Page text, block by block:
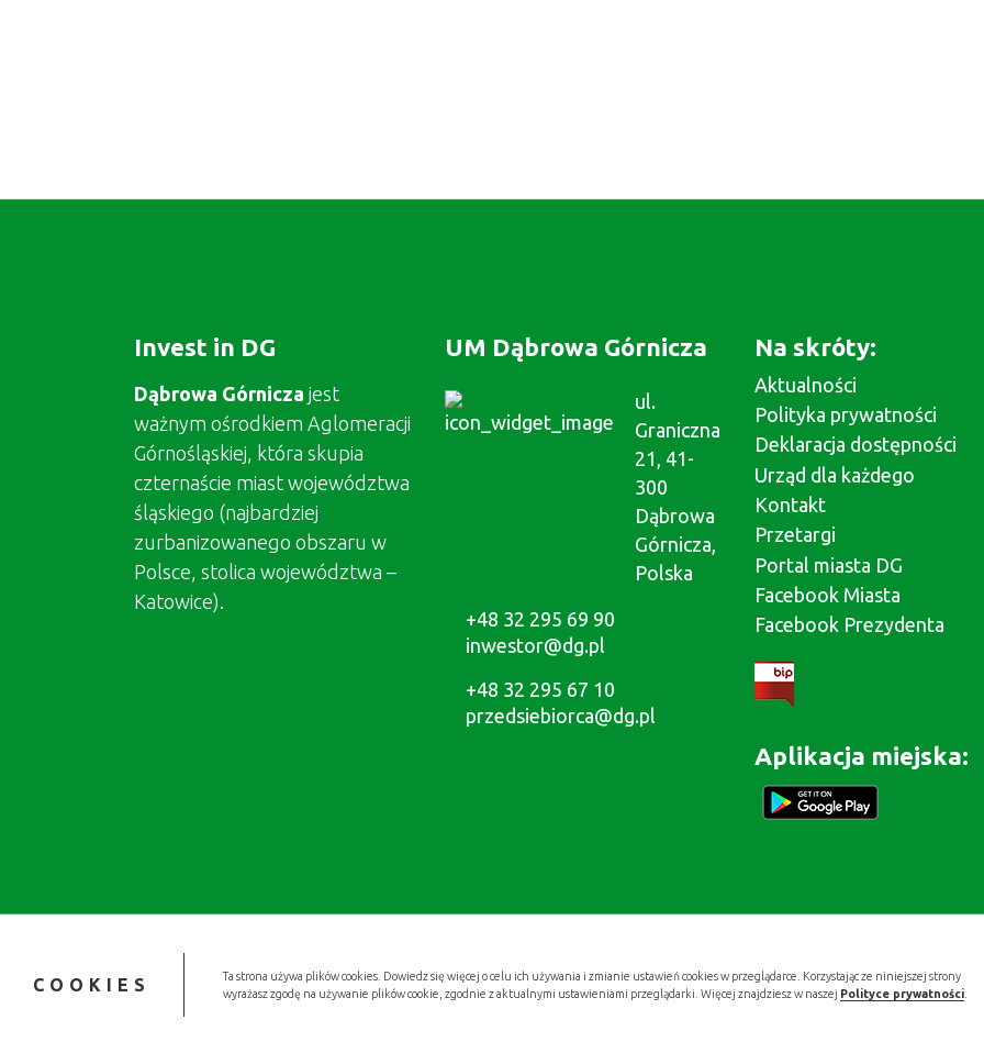
COOKIES
Ta strona używa plików cookies. Dowiedz się więcej o celu ich używania i zmianie ustawień cookies w przeglądarce. Korzystając ze niniejszej strony
wyrażasz zgodę na używanie plików cookie, zgodnie z aktualnymi ustawieniami przeglądarki. Więcej znajdziesz w naszej Polityce prywatności
Invest in DG
Dąbrowa Górnicza jest
ważnym ośrodkiem Aglomeracji
Górnośląskiej, która skupia
czternaście miast województwa
śląskiego (najbardziej
zurbanizowanego obszaru w
Polsce, stolica województwa –
Katowice).
UM Dąbrowa Górnicza
ul.
Graniczna
21, 41-
300
Dąbrowa
Górnicza,
Polska
+48 32 295 69 90
inwestor@dg.pl
+48 32 295 67 10
przedsiebiorca@dg.pl
Na skróty:
Aktualności
Polityka prywatności
Deklaracja dostępności
Urząd dla każdego
Kontakt
Przetargi
Portal miasta DG
Facebook Miasta
Facebook Prezydenta
Aplikacja miejska: